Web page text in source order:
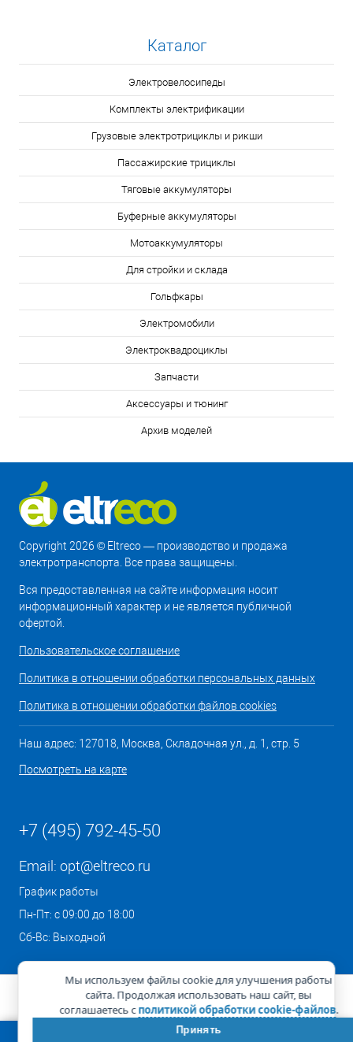
Каталог
Электровелосипеды
Комплекты электрификации
Грузовые электротрициклы и рикши
Пассажирские трициклы
Тяговые аккумуляторы
Буферные аккумуляторы
Мотоаккумуляторы
Для стройки и склада
Гольфкары
Электромобили
Электроквадроциклы
Запчасти
Аксессуары и тюнинг
Архив моделей
Copyright 2026 © Eltreco — производство и продажа
электротранспорта. Все права защищены.
Вся предоставленная на сайте информация носит
информационный характер и не является публичной
офертой.
Пользовательское соглашение
Политика в отношении обработки персональных данных
Политика в отношении обработки файлов cookies
Наш адрес: 127018, Москва, Складочная ул., д. 1, стр. 5
Посмотреть на карте
+7 (495) 792-45-50
Email: opt@eltreco.ru
График работы
Пн-Пт: с 09:00 до 18:00
Сб-Вс: Выходной
Мы используем файлы cookie для улучшения работы
сайта. Продолжая использовать наш сайт, вы
соглашаетесь сполитикой обработки cookie-файлов.
Принять